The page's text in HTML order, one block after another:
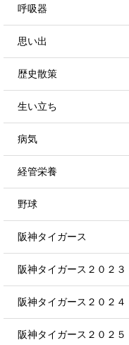
呼吸器
思い出
歴史散策
生い立ち
病気
経管栄養
野球
阪神タイガース
阪神タイガース２０２３
阪神タイガース２０２４
阪神タイガース２０２５